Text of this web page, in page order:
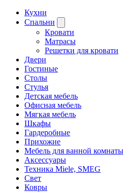
Кухни
Спальни
Кровати
Матрасы
Решетки для кровати
Двери
Гостиные
Столы
Стулья
Детская мебель
Офисная мебель
Мягкая мебель
Шкафы
Гардеробные
Прихожие
Мебель для ванной комнаты
Аксессуары
Техника Miele, SMEG
Свет
Ковры